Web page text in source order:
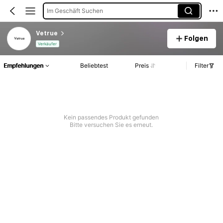
Im Geschäft Suchen
Vetrue
Verkäufer
Folgen
Empfehlungen Beliebtest Preis Filter
Kein passendes Produkt gefunden
Bitte versuchen Sie es erneut.